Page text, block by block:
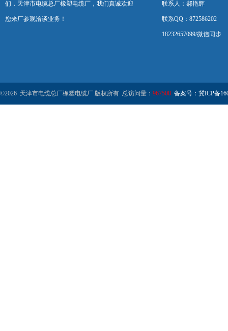
们，天津市电缆总厂橡塑电缆厂，我们真诚欢迎
您来厂参观洽谈业务！
联系人：郝艳辉
联系QQ：872586202
18232657099/微信同步
©2026 天津市电缆总厂橡塑电缆厂 版权所有 总访问量： 967508 备案号：冀ICP备